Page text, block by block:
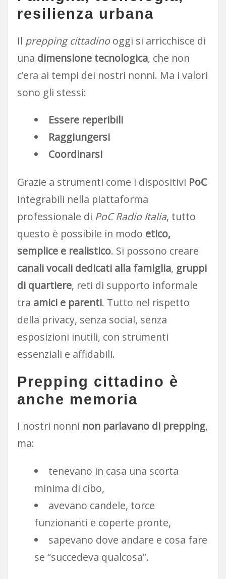
resilienza urbana
Il prepping cittadinooggi si arricchisce di
una dimensione tecnologica, che non
c’era ai tempi dei nostri nonni. Ma i valori
sono gli stessi:
Essere reperibili
Raggiungersi
Coordinarsi
Grazie a strumenti come i dispositivi PoC
integrabili nella piattaforma
professionale di PoC Radio Italia, tutto
questo è possibile in modo etico,
semplice e realistico. Si possono creare
canali vocali dedicati alla famiglia, gruppi
di quartiere, reti di supporto informale
tra amici e parenti. Tutto nel rispetto
della privacy, senza social, senza
esposizioni inutili, con strumenti
essenziali e affidabili.
Prepping cittadino è
anche memoria
I nostri nonni non parlavano di prepping,
ma:
tenevano in casa una scorta
minima di cibo,
avevano candele, torce
funzionanti e coperte pronte,
sapevano dove andare e cosa fare
se “succedeva qualcosa”.